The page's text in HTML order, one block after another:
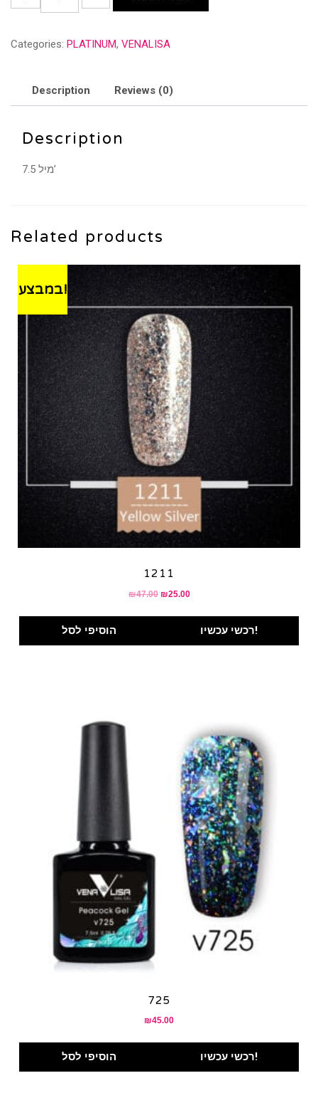
quantity
Categories: PLATINUM, VENALISA
Description Reviews (0)
Description
7.5 מיל’
Related products
במבצע!
1211
₪47.00 ₪25.00
הוסיפי לסל רכשי עכשיו!
725
₪45.00
הוסיפי לסל רכשי עכשיו!